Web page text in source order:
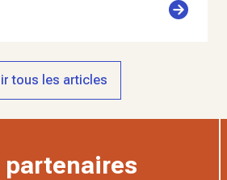
tous les articles
partenaires